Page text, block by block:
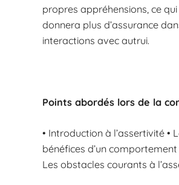
propres appréhensions, ce qui
donnera plus d’assurance
interactions avec autrui.
Points abordés lors de la
• Introduction à l’assertivité •
bénéfices d’un comportement
Les obstacles courants à